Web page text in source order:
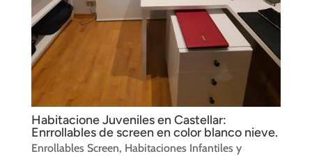
Habitacione Juveniles en Castellar:
Enrrollables de screen en color blanco nieve.
Enrollables Screen, Habitaciones Infantiles y